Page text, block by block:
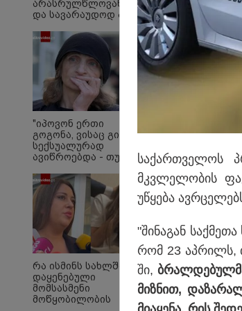
არასრულწლოვანების
და სავარაუდოდ არა
არასრულწლოვანების
ჯგუფი" - რა
ინფორმაციას
ავრცელებს
ადვოკატი?
"იპოვონ ერთი
გოგონა, ვისაც გიგა
სექსუალურად
ავიწროებდა - თუ
ლარს
ოფიციალურად,
სახალხოდ გადავცემ"
- ეკა კუპატაძე
განცხადებას
ავრცელებს
რა ისმინს სახლში
დაყენებული
მომსასმენი
მოწყობილობის
სა­ქარ­თვე­ლოს
მკვლე­ლო­ბის
უწყე­ბა
"ში­ნა­გან
რომ 23 აპ­რილს,
ში,
მიზ­ნით,